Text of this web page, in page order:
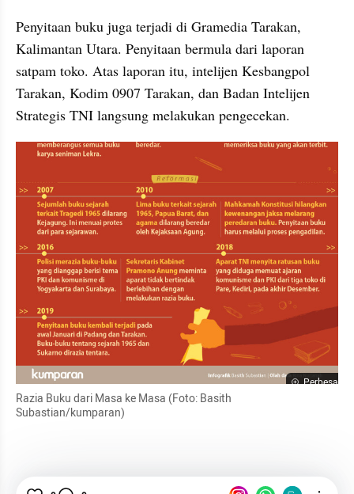
Penyitaan buku juga terjadi di Gramedia Tarakan,
Kalimantan Utara. Penyitaan bermula dari laporan
satpam toko. Atas laporan itu, intelijen Kesbangpol
Tarakan, Kodim 0907 Tarakan, dan Badan Intelijen
Strategis TNI langsung melakukan pengecekan.
Perbesar
Razia Buku dari Masa ke Masa (Foto: Basith
Subastian/kumparan)